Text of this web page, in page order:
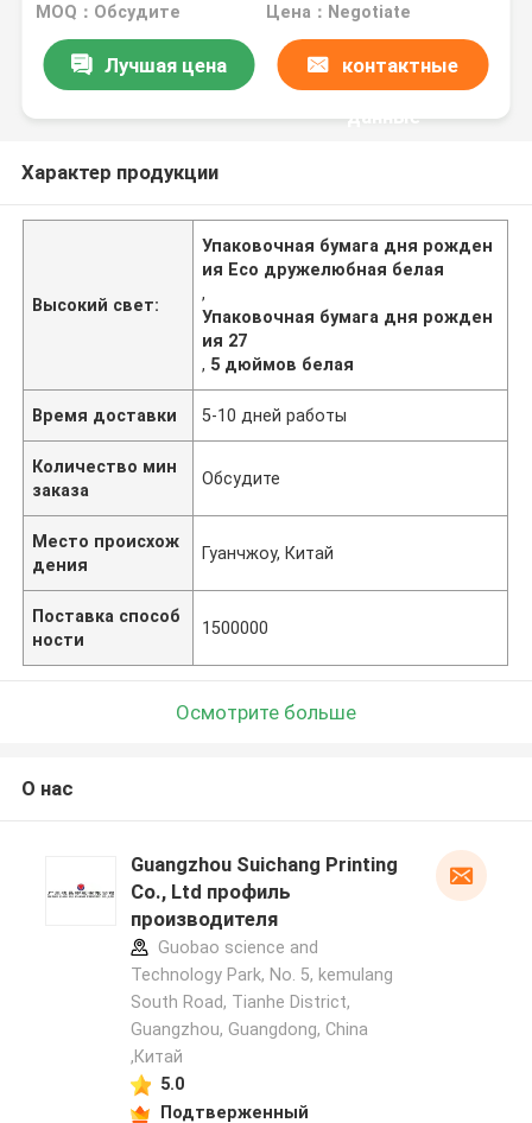
MOQ：Обсудите Цена：Negotiate
Лучшая цена контактные
данные
Характер продукции
Высокий свет:
Упаковочная бумага дня рожден
ия Eco дружелюбная белая
,
Упаковочная бумага дня рожден
ия 27
, 5 дюймов белая
Время доставки 5-10 дней работы
Количество мин
заказа
Обсудите
Место происхож
дения
Гуанчжоу, Китай
Поставка способ
ности
1500000
Осмотрите больше
О нас
Guangzhou Suichang Printing
Co., Ltd профиль
производителя
Guobao science and
Technology Park, No. 5, kemulang
South Road, Tianhe District,
Guangzhou, Guangdong, China
,Китай
5.0
Подтверженный